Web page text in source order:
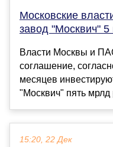
Московские
завод "Москвич"
Власти Москвы и
соглашение,
месяцев
"Москвич" пять мрлд
15:20, 22 Дек